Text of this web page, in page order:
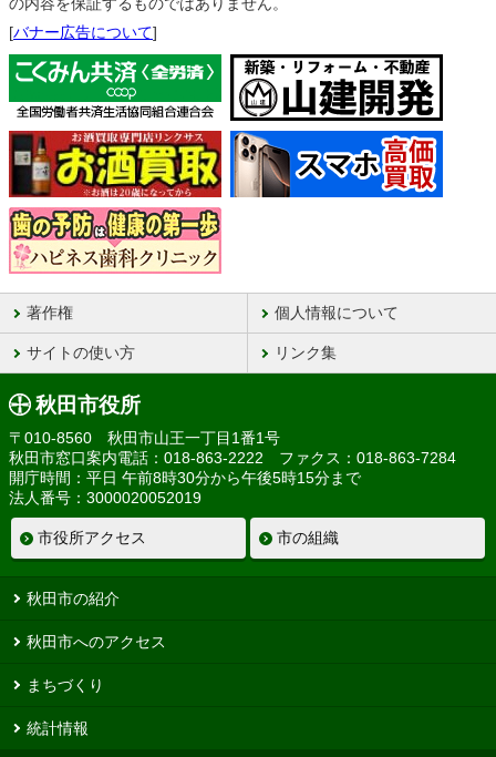
[バナー広告について]
著作権 個人情報について
サイトの使い方 リンク集
秋田市役所
〒010-8560 秋田市山王一丁目1番1号
秋田市窓口案内電話：018-863-2222 ファクス：018-863-7284
開庁時間：平日 午前8時30分から午後5時15分まで
法人番号：3000020052019
市役所アクセス 市の組織
秋田市の紹介
秋田市へのアクセス
まちづくり
統計情報